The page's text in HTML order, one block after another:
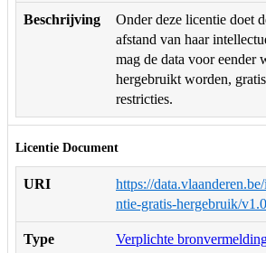
Beschrijving
Onder deze licentie doet
afstand van haar
mag de data voor eender
hergebruikt worden,
restricties.
Licentie Document
URI
https://
ntie-gratis-hergebruik/v1.0
Type Verplichte